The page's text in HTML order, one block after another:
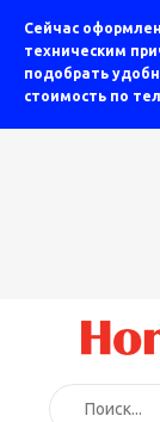
Сейчас
техническим
подобрать
стоимость по